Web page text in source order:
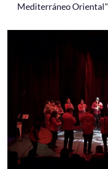
Mediterráneo Oriental"